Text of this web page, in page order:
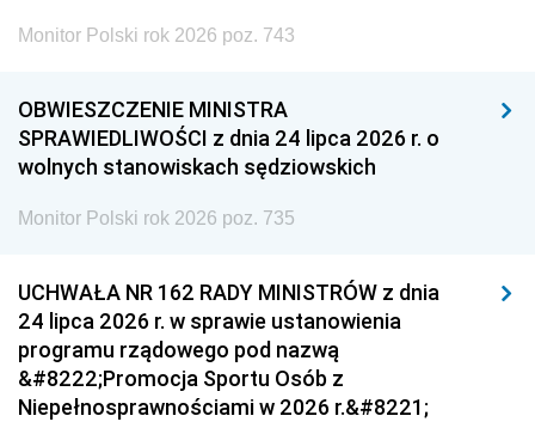
Monitor Polski rok 2026 poz. 743
OBWIESZCZENIE MINISTRA
SPRAWIEDLIWOŚCI z dnia 24 lipca 2026 r. o
wolnych stanowiskach sędziowskich
Monitor Polski rok 2026 poz. 735
UCHWAŁA NR 162 RADY MINISTRÓW z dnia
24 lipca 2026 r. w sprawie ustanowienia
programu rządowego pod nazwą
&#8222;Promocja Sportu Osób z
Niepełnosprawnościami w 2026 r.&#8221;